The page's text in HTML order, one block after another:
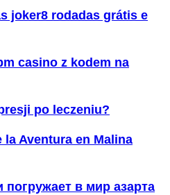
joker8 rodadas grátis e
casino z kodem na
po leczeniu?
la Aventura en Malina
погружает в мир азарта